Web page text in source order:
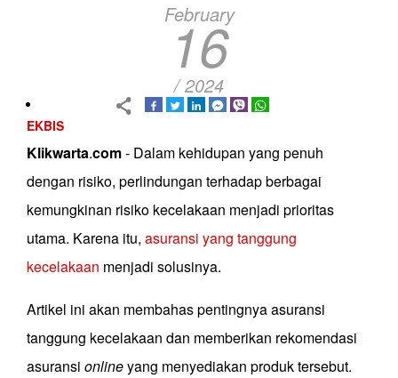
February
16
/ 2024
EKBIS
Klikwarta.com- Dalam kehidupan yang penuh
dengan risiko, perlindungan terhadap berbagai
kemungkinan risiko kecelakaan menjadi prioritas
utama. Karena itu, asuransi yang tanggung
kecelakaan menjadi solusinya.
Artikel ini akan membahas pentingnya asuransi
tanggung kecelakaan dan memberikan rekomendasi
asuransi onlineyang menyediakan produk tersebut.